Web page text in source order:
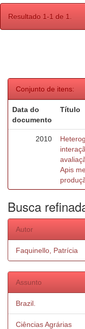
Resultado 1-1 de 1.
Conjunto de itens:
Data do
documento
Título
2010
Apis
Busca
Autor
Faquinello, Patrícia
Assunto
Brazil.
Ciências Agrárias